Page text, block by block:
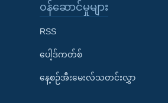
၀န်ဆောင်မှုများ
RSS
ပေါ့ဒ်ကတ်စ်
နေ့စဉ်အီးမေးလ်သတင်းလွှာ